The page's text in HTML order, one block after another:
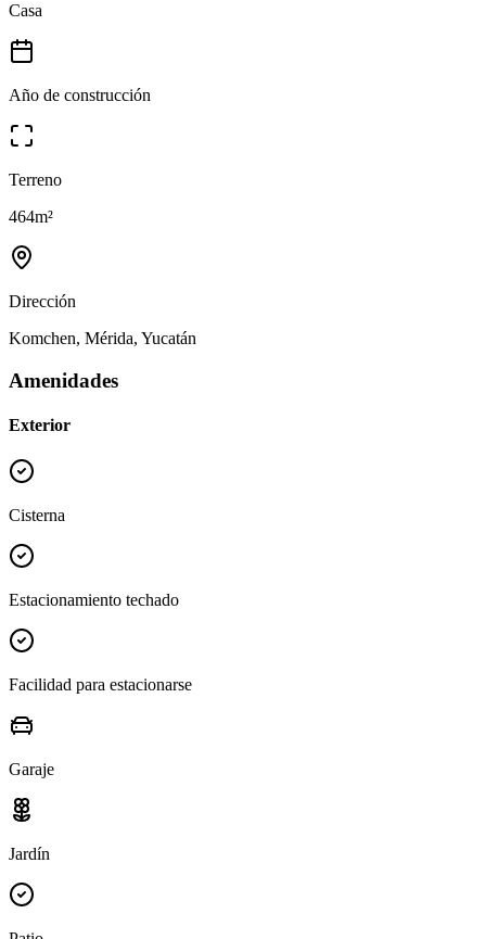
Casa
Año de construcción
Terreno
464m²
Dirección
Komchen, Mérida, Yucatán
Amenidades
Exterior
Cisterna
Estacionamiento techado
Facilidad para estacionarse
Garaje
Jardín